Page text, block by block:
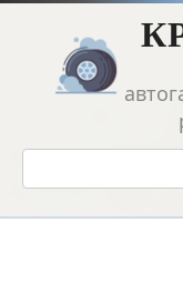
Перейти
контенту
Поиск: